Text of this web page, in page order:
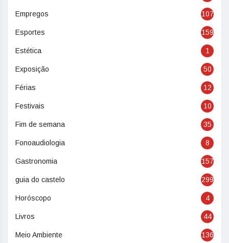
Empregos 107
Esportes 159
Estética 1
Exposição 50
Férias 12
Festivais 10
Fim de semana 35
Fonoaudiologia 8
Gastronomia 157
guia do castelo 299
Horóscopo 4
Livros 44
Meio Ambiente 136